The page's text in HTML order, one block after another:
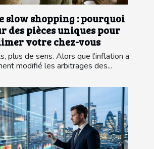
slow shopping : pourquoi
des pièces uniques pour
votre chez-vous
plus de sens. Alors que l’inflation a
modifié les arbitrages des...